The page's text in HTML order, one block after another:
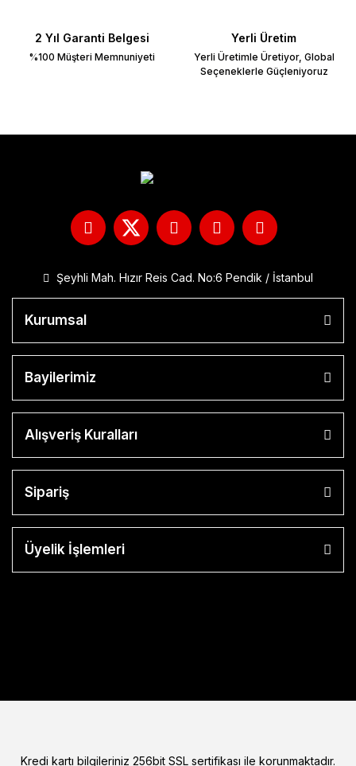
2 Yıl Garanti Belgesi
%100 Müşteri Memnuniyeti
Yerli Üretim
Yerli Üretimle Üretiyor, Global
Seçeneklerle Güçleniyoruz
Şeyhli Mah. Hızır Reis Cad. No:6 Pendik / İstanbul
Kurumsal
Bayilerimiz
Alışveriş Kuralları
Sipariş
Üyelik İşlemleri
Kredi kartı bilgileriniz 256bit SSL sertifikası ile korunmaktadır.